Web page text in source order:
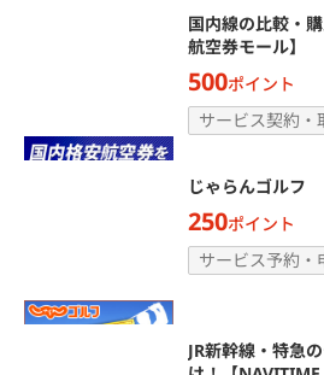
国内線の比較・
航空券モール】
500ポイント
サービス契約・
じゃらんゴルフ
250ポイント
サービス予約・
JR新幹線・特急